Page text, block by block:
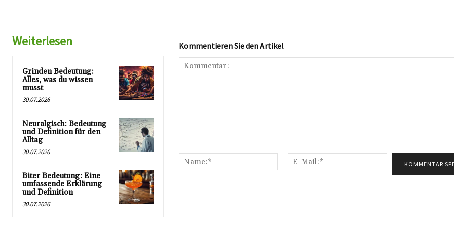
Weiterlesen
Grinden Bedeutung:
Alles, was du wissen
musst
30.07.2026
Neuralgisch: Bedeutung
und Definition für den
Alltag
30.07.2026
Biter Bedeutung: Eine
umfassende Erklärung
und Definition
30.07.2026
Kommentieren Sie den Artikel
Name:*
Mail:*